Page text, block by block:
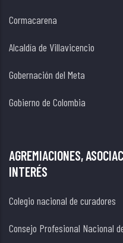
Cormacarena
Alcaldía de Villavicencio
Gobernación del Meta
Gobierno de Colombia
AGREMIACIONES,
INTERÉS
Colegio nacional de curadores
Consejo Profesional Nacional